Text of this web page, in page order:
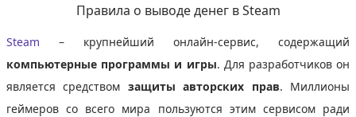
Правила о выводе денег в Steam
Steam – крупнейший онлайн-сервис, содержащий
компьютерные программы и игры. Для разработчиков он
является средством защиты авторских прав. Миллионы
геймеров со всего мира пользуются этим сервисом ради